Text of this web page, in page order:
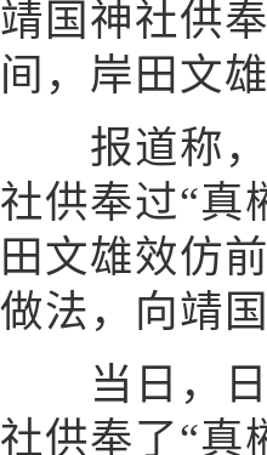
靖国神社供
间，岸田文
报道称，
社供奉过“真
田文雄效仿
做法，向靖
当日，日
社供奉了“真